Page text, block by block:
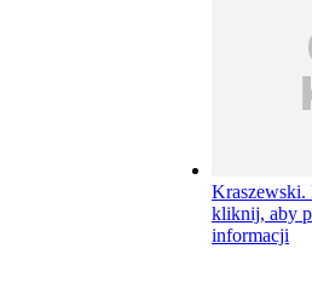
kliknij, aby
informacji